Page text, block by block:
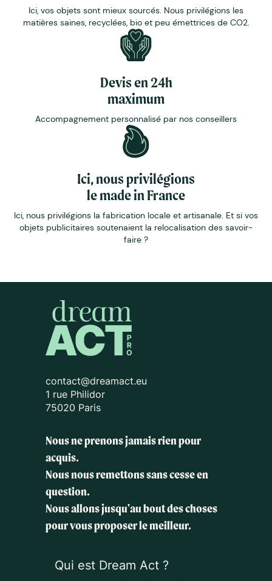
Ici, vos objets sont mieux sourcés. Nous privilégions les
matières saines, recyclées, bio et peu émettrices de CO2.
Devis en 24h
maximum
Accompagnement personnalisé par nos conseillers
Ici, nous privilégions
le made in France
Ici, nous privilégions la fabrication locale et artisanale. Et si vos
objets publicitaires soutenaient la relocalisation des savoir-
faire ?
contact@dreamact.eu
1 rue Philidor
75020 Paris
Nous ne prenons jamais rien pour
acquis.
Nous nous remettons sans cesse en
question.
Nous allons jusqu'au bout des choses
pour vous proposer le meilleur.
Qui est Dream Act ?